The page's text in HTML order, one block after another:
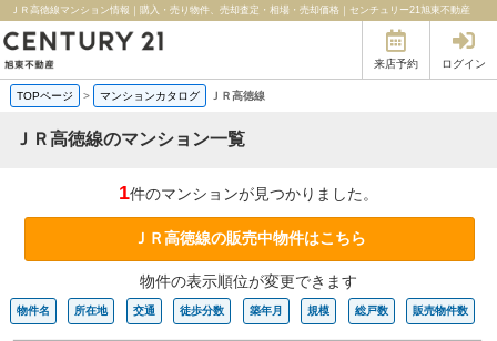
ＪＲ高徳線マンション情報｜購入・売り物件、売却査定・相場・売却価格｜センチュリー21旭東不動産
来店予約 ログイン
TOPページ > マンションカタログ ＪＲ高徳線
ＪＲ高徳線のマンション一覧
1件のマンションが見つかりました。
ＪＲ高徳線の販売中物件はこちら
物件の表示順位が変更できます
物件名 所在地 交通 徒歩分数 築年月 規模 総戸数 販売物件数